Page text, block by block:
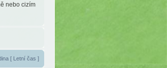
nebo cizím
[ Letní čas ]